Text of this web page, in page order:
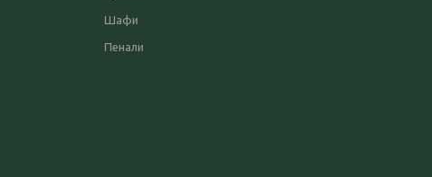
Шафи
Пенали